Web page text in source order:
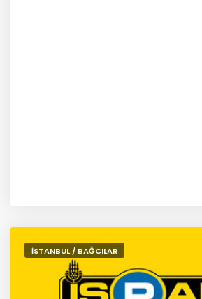
İSTANBUL / BAĞCILAR